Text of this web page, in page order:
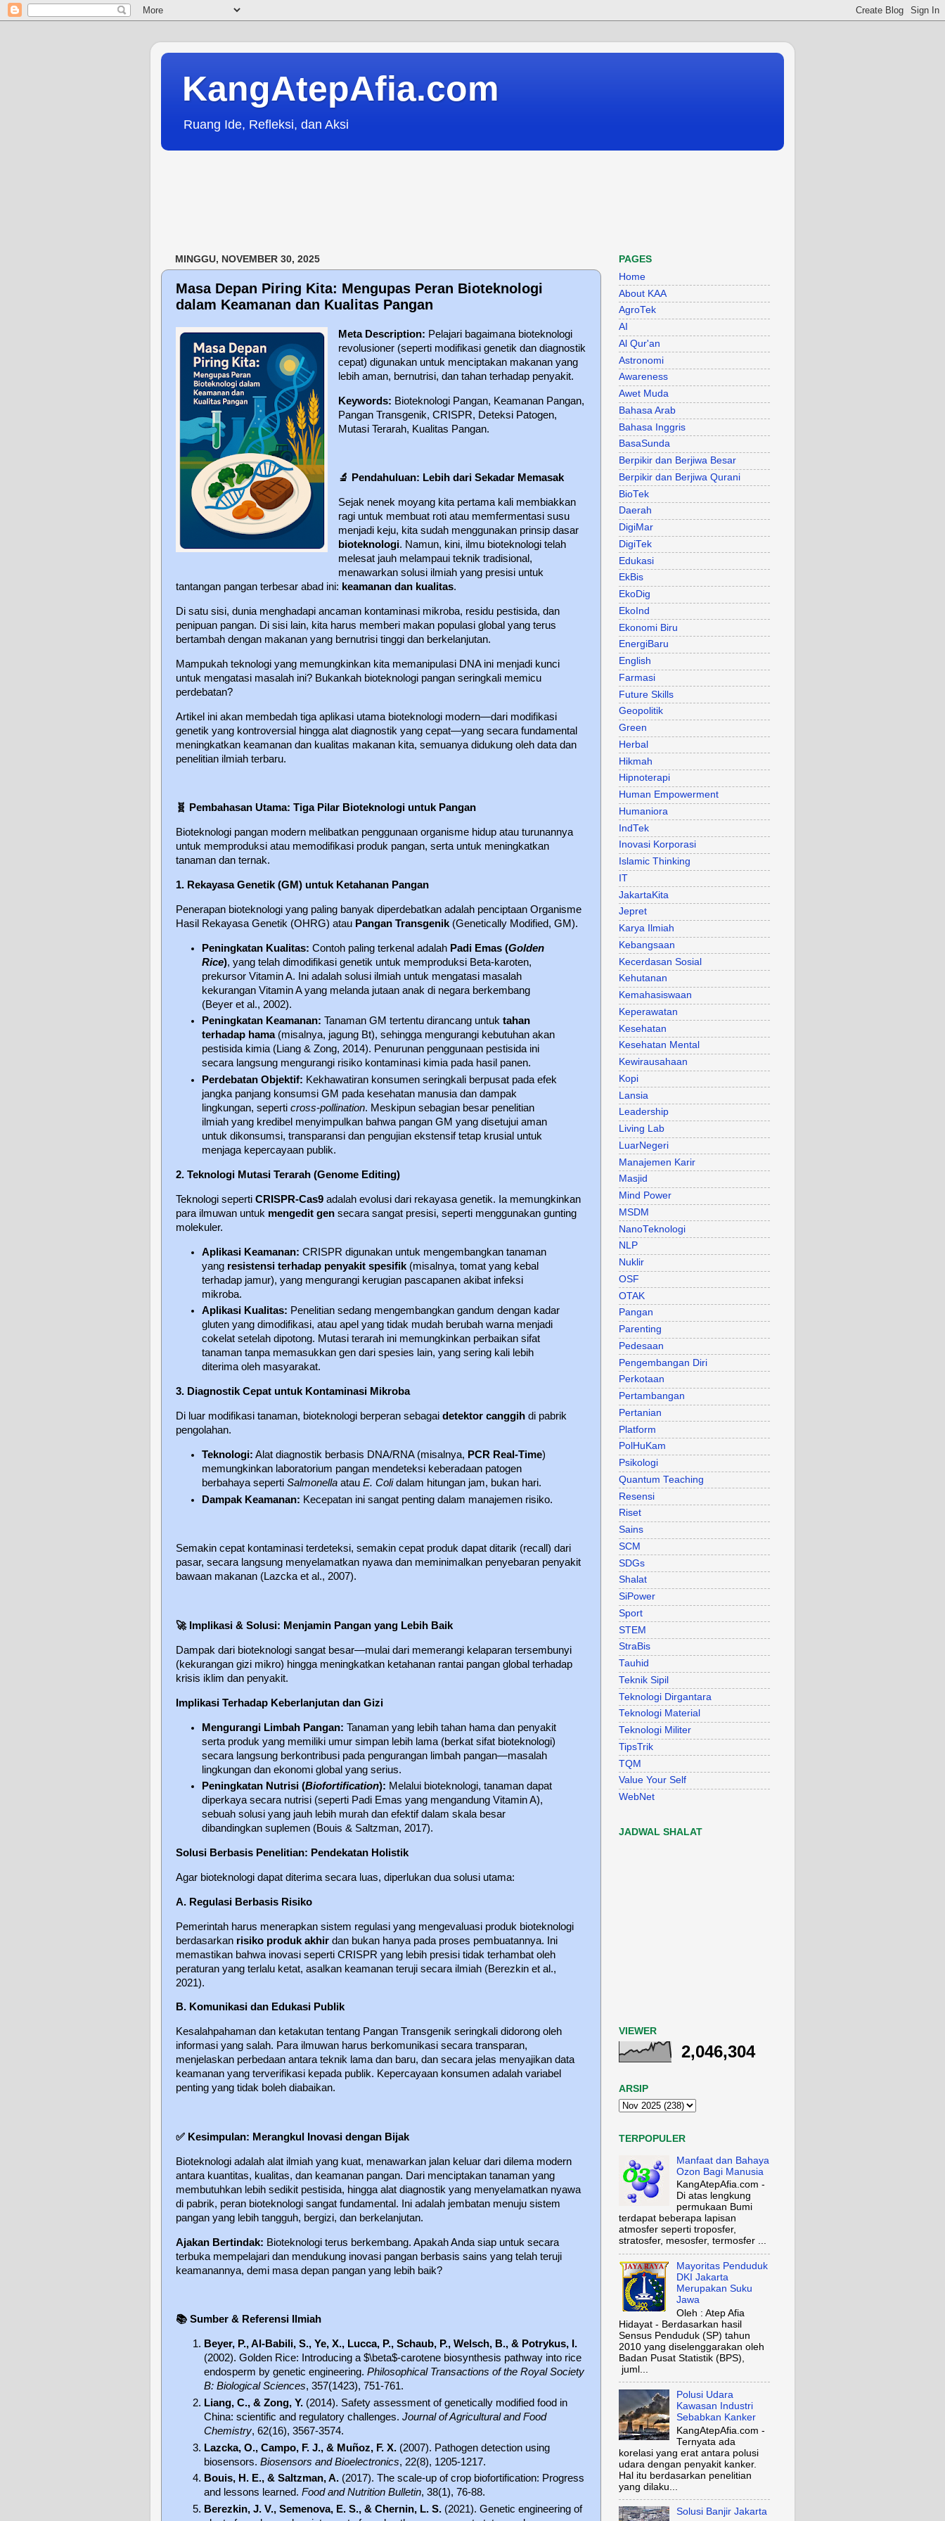
KangAtepAfia.com
Ruang Ide, Refleksi, dan Aksi
MINGGU, NOVEMBER 30, 2025
Masa Depan Piring Kita: Mengupas Peran Bioteknologi
dalam Keamanan dan Kualitas Pangan
Meta Description: Pelajari bagaimana bioteknologi
revolusioner (seperti modifikasi genetik dan diagnostik
cepat) digunakan untuk menciptakan makanan yang
lebih aman, bernutrisi, dan tahan terhadap penyakit.
Keywords: Bioteknologi Pangan, Keamanan Pangan,
Pangan Transgenik, CRISPR, Deteksi Patogen,
Mutasi Terarah, Kualitas Pangan.
🔬 Pendahuluan: Lebih dari Sekadar Memasak
Sejak nenek moyang kita pertama kali membiakkan
ragi untuk membuat roti atau memfermentasi susu
menjadi keju, kita sudah menggunakan prinsip dasar
bioteknologi. Namun, kini, ilmu bioteknologi telah
melesat jauh melampaui teknik tradisional,
menawarkan solusi ilmiah yang presisi untuk
tantangan pangan terbesar abad ini: keamanan dan kualitas.
Di satu sisi, dunia menghadapi ancaman kontaminasi mikroba, residu pestisida, dan
penipuan pangan. Di sisi lain, kita harus memberi makan populasi global yang terus
bertambah dengan makanan yang bernutrisi tinggi dan berkelanjutan.
Mampukah teknologi yang memungkinkan kita memanipulasi DNA ini menjadi kunci
untuk mengatasi masalah ini? Bukankah bioteknologi pangan seringkali memicu
perdebatan?
Artikel ini akan membedah tiga aplikasi utama bioteknologi modern—dari modifikasi
genetik yang kontroversial hingga alat diagnostik yang cepat—yang secara fundamental
meningkatkan keamanan dan kualitas makanan kita, semuanya didukung oleh data dan
penelitian ilmiah terbaru.
🧬 Pembahasan Utama: Tiga Pilar Bioteknologi untuk Pangan
Bioteknologi pangan modern melibatkan penggunaan organisme hidup atau turunannya
untuk memproduksi atau memodifikasi produk pangan, serta untuk meningkatkan
tanaman dan ternak.
1. Rekayasa Genetik (GM) untuk Ketahanan Pangan
Penerapan bioteknologi yang paling banyak diperdebatkan adalah penciptaan Organisme
Hasil Rekayasa Genetik (OHRG) atau Pangan Transgenik (Genetically Modified, GM).
Peningkatan Kualitas: Contoh paling terkenal adalah Padi Emas (Golden
Rice), yang telah dimodifikasi genetik untuk memproduksi Beta-karoten,
prekursor Vitamin A. Ini adalah solusi ilmiah untuk mengatasi masalah
kekurangan Vitamin A yang melanda jutaan anak di negara berkembang
(Beyer et al., 2002).
Peningkatan Keamanan: Tanaman GM tertentu dirancang untuktahan
terhadap hama(misalnya, jagung Bt), sehingga mengurangi kebutuhan akan
pestisida kimia (Liang & Zong, 2014). Penurunan penggunaan pestisida ini
secara langsung mengurangi risiko kontaminasi kimia pada hasil panen.
Perdebatan Objektif: Kekhawatiran konsumen seringkali berpusat pada efek
jangka panjang konsumsi GM pada kesehatan manusia dan dampak
lingkungan, seperticross-pollination. Meskipun sebagian besar penelitian
ilmiah yang kredibel menyimpulkan bahwa pangan GM yang disetujui aman
untuk dikonsumsi, transparansi dan pengujian ekstensif tetap krusial untuk
menjaga kepercayaan publik.
2. Teknologi Mutasi Terarah (Genome Editing)
Teknologi seperti CRISPR-Cas9 adalah evolusi dari rekayasa genetik. Ia memungkinkan
para ilmuwan untuk mengedit gen secara sangat presisi, seperti menggunakan gunting
molekuler.
Aplikasi Keamanan: CRISPR digunakan untuk mengembangkan tanaman
yang resistensi terhadap penyakit spesifik (misalnya, tomat yang kebal
terhadap jamur), yang mengurangi kerugian pascapanen akibat infeksi
mikroba.
Aplikasi Kualitas: Penelitian sedang mengembangkan gandum dengan kadar
gluten yang dimodifikasi, atau apel yang tidak mudah berubah warna menjadi
cokelat setelah dipotong. Mutasi terarah ini memungkinkan perbaikan sifat
tanaman tanpa memasukkan gen dari spesies lain, yang sering kali lebih
diterima oleh masyarakat.
3. Diagnostik Cepat untuk Kontaminasi Mikroba
Di luar modifikasi tanaman, bioteknologi berperan sebagai detektor canggih di pabrik
pengolahan.
Teknologi: Alat diagnostik berbasis DNA/RNA (misalnya, PCR Real-Time)
memungkinkan laboratorium pangan mendeteksi keberadaan patogen
berbahaya sepertiSalmonella atauE. Colidalam hitungan jam, bukan hari.
Dampak Keamanan: Kecepatan ini sangat penting dalam manajemen risiko.
Semakin cepat kontaminasi terdeteksi, semakin cepat produk dapat ditarik (recall) dari
pasar, secara langsung menyelamatkan nyawa dan meminimalkan penyebaran penyakit
bawaan makanan (Lazcka et al., 2007).
🚀Implikasi & Solusi: Menjamin Pangan yang Lebih Baik
Dampak dari bioteknologi sangat besar—mulai dari memerangi kelaparan tersembunyi
(kekurangan gizi mikro) hingga meningkatkan ketahanan rantai pangan global terhadap
krisis iklim dan penyakit.
Implikasi Terhadap Keberlanjutan dan Gizi
Mengurangi Limbah Pangan: Tanaman yang lebih tahan hama dan penyakit
serta produk yang memiliki umur simpan lebih lama (berkat sifat bioteknologi)
secara langsung berkontribusi pada pengurangan limbah pangan—masalah
lingkungan dan ekonomi global yang serius.
Peningkatan Nutrisi (Biofortification): Melalui bioteknologi, tanaman dapat
diperkaya secara nutrisi (seperti Padi Emas yang mengandung Vitamin A),
sebuah solusi yang jauh lebih murah dan efektif dalam skala besar
dibandingkan suplemen (Bouis & Saltzman, 2017).
Solusi Berbasis Penelitian: Pendekatan Holistik
Agar bioteknologi dapat diterima secara luas, diperlukan dua solusi utama:
A. Regulasi Berbasis Risiko
Pemerintah harus menerapkan sistem regulasi yang mengevaluasi produk bioteknologi
berdasarkan risiko produk akhir dan bukan hanya pada proses pembuatannya. Ini
memastikan bahwa inovasi seperti CRISPR yang lebih presisi tidak terhambat oleh
peraturan yang terlalu ketat, asalkan keamanan teruji secara ilmiah (Berezkin et al.,
2021).
B. Komunikasi dan Edukasi Publik
Kesalahpahaman dan ketakutan tentang Pangan Transgenik seringkali didorong oleh
informasi yang salah. Para ilmuwan harus berkomunikasi secara transparan,
menjelaskan perbedaan antara teknik lama dan baru, dan secara jelas menyajikan data
keamanan yang terverifikasi kepada publik. Kepercayaan konsumen adalah variabel
penting yang tidak boleh diabaikan.
✅ Kesimpulan: Merangkul Inovasi dengan Bijak
Bioteknologi adalah alat ilmiah yang kuat, menawarkan jalan keluar dari dilema modern
antara kuantitas, kualitas, dan keamanan pangan. Dari menciptakan tanaman yang
membutuhkan lebih sedikit pestisida, hingga alat diagnostik yang menyelamatkan nyawa
di pabrik, peran bioteknologi sangat fundamental. Ini adalah jembatan menuju sistem
pangan yang lebih tangguh, bergizi, dan berkelanjutan.
Ajakan Bertindak: Bioteknologi terus berkembang. Apakah Anda siap untuk secara
terbuka mempelajari dan mendukung inovasi pangan berbasis sains yang telah teruji
keamanannya, demi masa depan pangan yang lebih baik?
📚 Sumber & Referensi Ilmiah
Beyer, P., Al-Babili, S., Ye, X., Lucca, P., Schaub, P., Welsch, B., & Potrykus, I.
(2002). Golden Rice: Introducing a $\beta$-carotene biosynthesis pathway into rice
endosperm by genetic engineering. Philosophical Transactions of the Royal Society
B: Biological Sciences, 357(1423), 751-761.
Liang, C., & Zong, Y. (2014). Safety assessment of genetically modified food in
China: scientific and regulatory challenges. Journal of Agricultural and Food
Chemistry, 62(16), 3567-3574.
Lazcka, O., Campo, F. J., & Muñoz, F. X. (2007). Pathogen detection using
biosensors. Biosensors and Bioelectronics, 22(8), 1205-1217.
Bouis, H. E., & Saltzman, A. (2017). The scale-up of crop biofortification: Progress
and lessons learned. Food and Nutrition Bulletin, 38(1), 76-88.
Berezkin, J. V., Semenova, E. S., & Chernin, L. S. (2021). Genetic engineering of
PAGES
Home
About KAA
AgroTek
AI
Al Qur'an
Astronomi
Awareness
Awet Muda
Bahasa Arab
Bahasa Inggris
BasaSunda
Berpikir dan Berjiwa Besar
Berpikir dan Berjiwa Qurani
BioTek
Daerah
DigiMar
DigiTek
Edukasi
EkBis
EkoDig
EkoInd
Ekonomi Biru
EnergiBaru
English
Farmasi
Future Skills
Geopolitik
Green
Herbal
Hikmah
Hipnoterapi
Human Empowerment
Humaniora
IndTek
Inovasi Korporasi
Islamic Thinking
IT
JakartaKita
Jepret
Karya Ilmiah
Kebangsaan
Kecerdasan Sosial
Kehutanan
Kemahasiswaan
Keperawatan
Kesehatan
Kesehatan Mental
Kewirausahaan
Kopi
Lansia
Leadership
Living Lab
LuarNegeri
Manajemen Karir
Masjid
Mind Power
MSDM
NanoTeknologi
NLP
Nuklir
OSF
OTAK
Pangan
Parenting
Pedesaan
Pengembangan Diri
Perkotaan
Pertambangan
Pertanian
Platform
PolHuKam
Psikologi
Quantum Teaching
Resensi
Riset
Sains
SCM
SDGs
Shalat
SiPower
Sport
STEM
StraBis
Tauhid
Teknik Sipil
Teknologi Dirgantara
Teknologi Material
Teknologi Militer
TipsTrik
TQM
Value Your Self
WebNet
JADWAL SHALAT
VIEWER
2,046,304
ARSIP
TERPOPULER
Manfaat dan Bahaya
Ozon Bagi Manusia
KangAtepAfia.com -
Di atas lengkung
permukaan Bumi
terdapat beberapa lapisan
atmosfer seperti troposfer,
stratosfer, mesosfer, termosfer ...
Mayoritas Penduduk
DKI Jakarta
Merupakan Suku
Jawa
Oleh : Atep Afia
Hidayat - Berdasarkan hasil
Sensus Penduduk (SP) tahun
2010 yang diselenggarakan oleh
Badan Pusat Statistik (BPS),
juml...
Polusi Udara
Kawasan Industri
Sebabkan Kanker
KangAtepAfia.com -
Ternyata ada
korelasi yang erat antara polusi
udara dengan penyakit kanker.
Hal itu berdasarkan penelitian
yang dilaku...
Solusi Banjir Jakarta